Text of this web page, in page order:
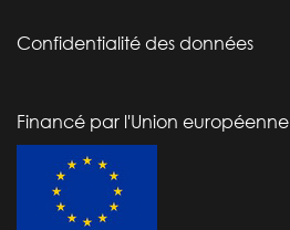
Confidentialité des données
Financé par l'Union européenne